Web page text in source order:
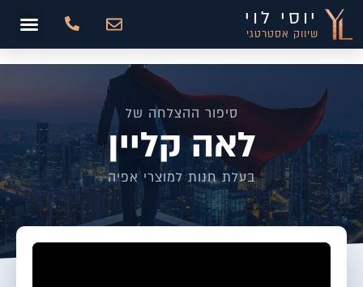
יוסי לוי
שיווק אסטרטגי
סיפור ההצלחה של
לאה קליין
בעלת חנות למוצרי אפיה